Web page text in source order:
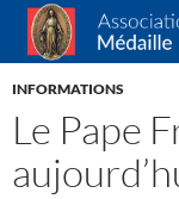
Association de
Recherche
ALLER
INFORMATIONS
Le Pape